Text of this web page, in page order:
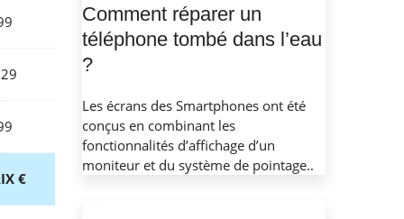
€
Comment réparer un
téléphone tombé dans l’eau
?
Les écrans des Smartphones ont été
conçus en combinant les
fonctionnalités d’affichage d’un
moniteur et du système de pointage..